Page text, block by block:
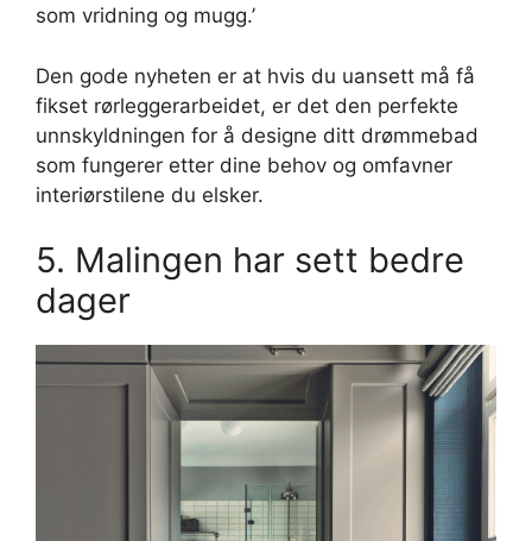
som vridning og mugg.’
Den gode nyheten er at hvis du uansett må få
fikset rørleggerarbeidet, er det den perfekte
unnskyldningen for å designe ditt drømmebad
som fungerer etter dine behov og omfavner
interiørstilene du elsker.
5. Malingen har sett bedre
dager